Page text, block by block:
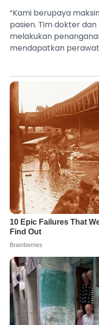
“Kami berupaya
pasien. Tim dokter
melakukan
mendapatkan